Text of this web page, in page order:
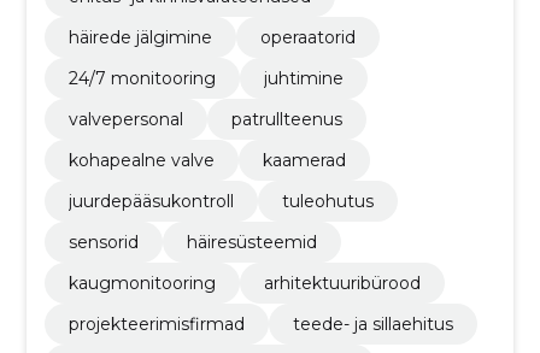
häirede jälgimine
operaatorid
24/7 monitooring
juhtimine
valvepersonal
patrullteenus
kohapealne valve
kaamerad
juurdepääsukontroll
tuleohutus
sensorid
häiresüsteemid
kaugmonitooring
arhitektuuribürood
projekteerimisfirmad
teede- ja sillaehitus